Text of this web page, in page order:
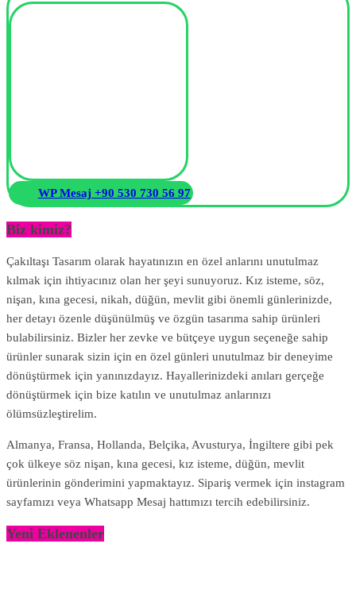
WP Mesaj +90 530 730 56 97
Biz kimiz?
Çakıltaşı Tasarım olarak hayatınızın en özel anlarını unutulmaz
kılmak için ihtiyacınız olan her şeyi sunuyoruz. Kız isteme, söz,
nişan, kına gecesi, nikah, düğün, mevlit gibi önemli günlerinizde,
her detayı özenle düşünülmüş ve özgün tasarıma sahip ürünleri
bulabilirsiniz. Bizler her zevke ve bütçeye uygun seçeneğe sahip
ürünler sunarak sizin için en özel günleri unutulmaz bir deneyime
dönüştürmek için yanınızdayız. Hayallerinizdeki anıları gerçeğe
dönüştürmek için bize katılın ve unutulmaz anlarınızı
ölümsüzleştirelim.
Almanya, Fransa, Hollanda, Belçika, Avusturya, İngiltere gibi pek
çok ülkeye söz nişan, kına gecesi, kız isteme, düğün, mevlit
ürünlerinin gönderimini yapmaktayız. Sipariş vermek için instagram
sayfamızı veya Whatsapp Mesaj hattımızı tercih edebilirsiniz.
Yeni Eklenenler